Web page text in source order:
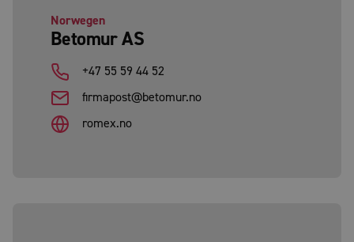
Norwegen
Betomur AS
+47 55 59 44 52
firmapost@betomur.no
romex.no